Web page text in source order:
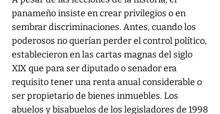
panameño insiste en crear privilegios o en
sembrar discriminaciones. Antes, cuando los
poderosos no querían perder el control político,
establecieron en las cartas magnas del siglo
XIX que para ser diputado o senador era
requisito tener una renta anual considerable o
ser propietario de bienes inmuebles. Los
abuelos y bisabuelos de los legisladores de 1998